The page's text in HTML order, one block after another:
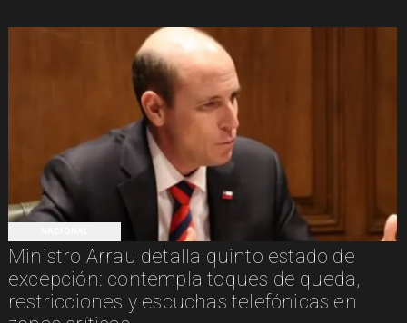
Ministro Arrau detalla quinto estado de
excepción: contempla toques de queda,
restricciones y escuchas telefónicas en